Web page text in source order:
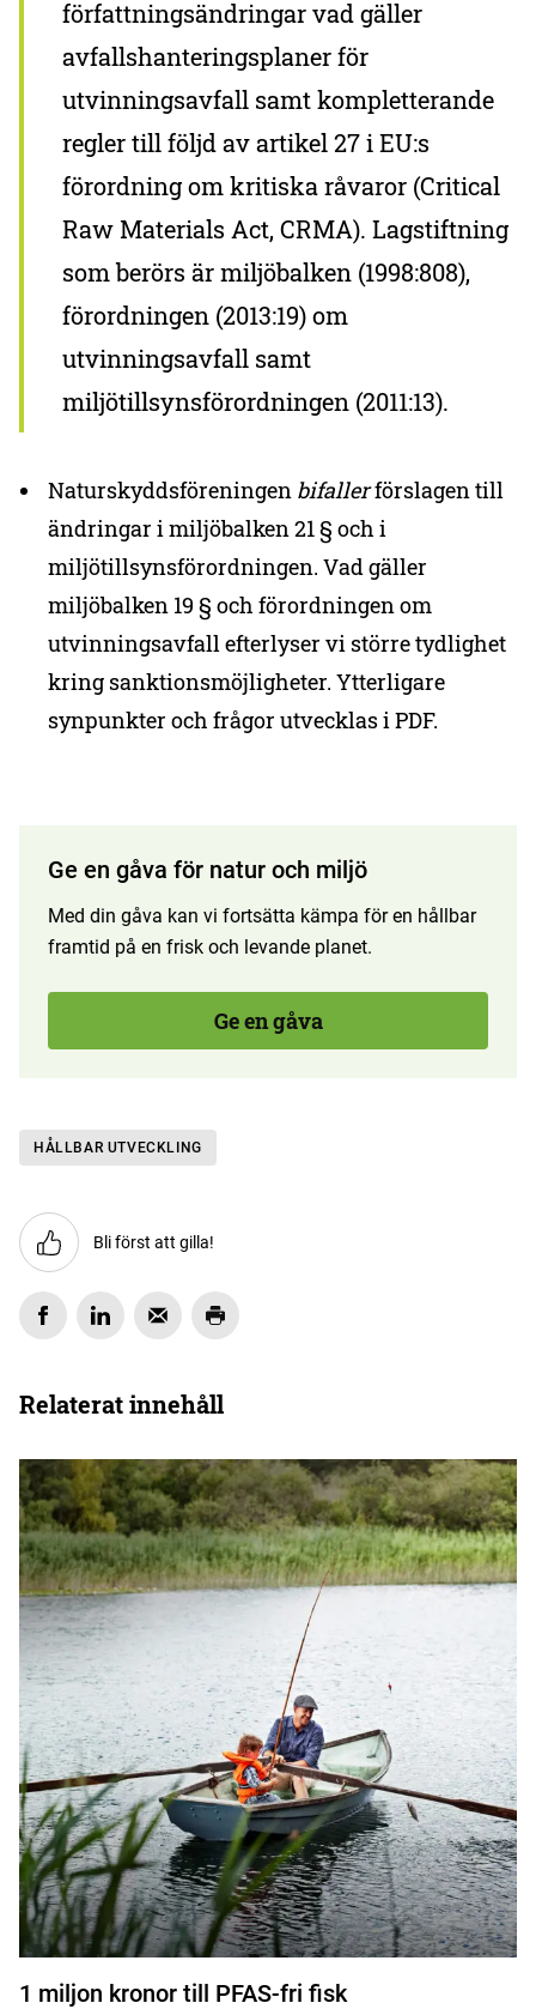
författningsändringar vad gäller
avfallshanteringsplaner för
utvinningsavfall samt kompletterande
regler till följd av artikel 27 i EU:s
förordning om kritiska råvaror (Critical
Raw Materials Act, CRMA). Lagstiftning
som berörs är miljöbalken (1998:808),
förordningen (2013:19) om
utvinningsavfall samt
miljötillsynsförordningen (2011:13).
Naturskyddsföreningen bifallerförslagen till
ändringar i miljöbalken 21 § och i
miljötillsynsförordningen. Vad gäller
miljöbalken 19 § och förordningen om
utvinningsavfall efterlyser vi större tydlighet
kring sanktionsmöjligheter. Ytterligare
synpunkter och frågor utvecklas i PDF.
Ge en gåva för natur och miljö
Med din gåva kan vi fortsätta kämpa för en hållbar
framtid på en frisk och levande planet.
Ge en gåva
HÅLLBAR UTVECKLING
Bli först att gilla!
Relaterat innehåll
1 miljon kronor till PFAS-fri fisk